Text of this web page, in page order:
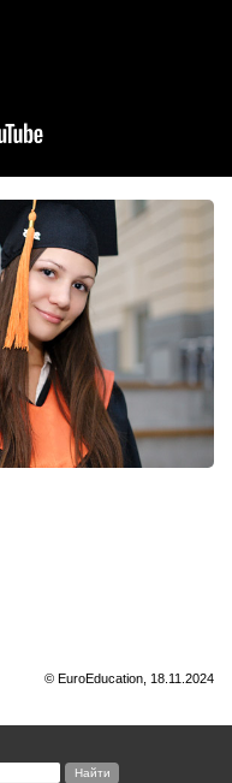
© EuroEducation, 18.11.2024